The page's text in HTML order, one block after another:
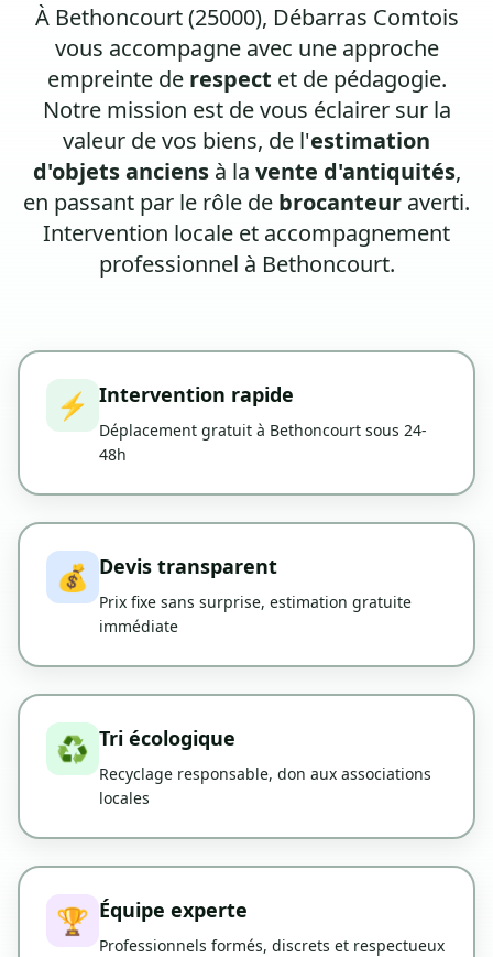
À Bethoncourt (25000), Débarras Comtois
vous accompagne avec une approche
empreinte de respect et de pédagogie.
Notre mission est de vous éclairer sur la
valeur de vos biens, de l'estimation
d'objets anciensà la vente d'antiquités,
en passant par le rôle de brocanteur averti.
Intervention locale et accompagnement
professionnel à Bethoncourt.
⚡ Intervention rapide
Déplacement gratuit à Bethoncourt sous 24-
48h
💰 Devis transparent
Prix fixe sans surprise, estimation gratuite
immédiate
♻️ Tri écologique
Recyclage responsable, don aux associations
locales
🏆 Équipe experte
Professionnels formés, discrets et respectueux